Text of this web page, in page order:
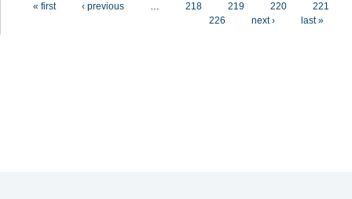
« first ‹ previous … 218 219 220
221
226
next › last »